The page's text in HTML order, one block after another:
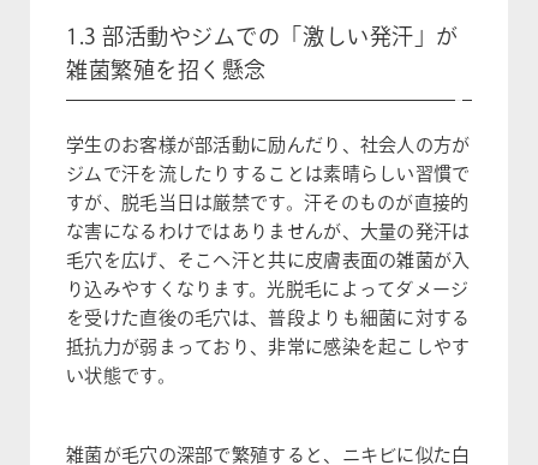
1.3 部活動やジムでの「激しい発汗」が
雑菌繁殖を招く懸念
学生のお客様が部活動に励んだり、社会人の方が
ジムで汗を流したりすることは素晴らしい習慣で
すが、脱毛当日は厳禁です。汗そのものが直接的
な害になるわけではありませんが、大量の発汗は
毛穴を広げ、そこへ汗と共に皮膚表面の雑菌が入
り込みやすくなります。光脱毛によってダメージ
を受けた直後の毛穴は、普段よりも細菌に対する
抵抗力が弱まっており、非常に感染を起こしやす
い状態です。
雑菌が毛穴の深部で繁殖すると、ニキビに似た白